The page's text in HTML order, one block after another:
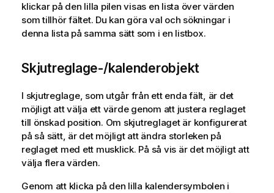
klickar på den lilla pilen visas en lista över värden
som tillhör fältet. Du kan göra val och sökningar i
denna lista på samma sätt som i en listbox.
Skjutreglage-/kalenderobjekt
I skjutreglage, som utgår från ett enda fält, är det
möjligt att välja ett värde genom att justera reglaget
till önskad position. Om skjutreglaget är konfigurerat
på så sätt, är det möjligt att ändra storleken på
reglaget med ett musklick. På så vis är det möjligt att
välja flera värden.
Genom att klicka på den lilla kalendersymbolen i